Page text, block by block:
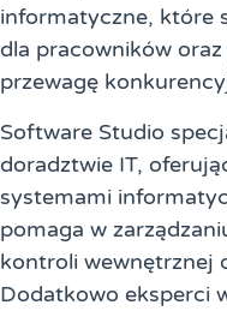
informatyczne, które
dla pracowników
przewagę
Software Studio
doradztwie IT,
systemami
pomaga w
kontroli wewnętrznej
Dodatkowo eksperci